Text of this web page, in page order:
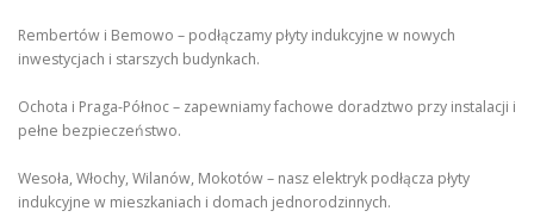
Rembertów i Bemowo – podłączamy płyty indukcyjne w nowych
inwestycjach i starszych budynkach.
Ochota i Praga-Północ – zapewniamy fachowe doradztwo przy instalacji i
pełne bezpieczeństwo.
Wesoła, Włochy, Wilanów, Mokotów – nasz elektryk podłącza płyty
indukcyjne w mieszkaniach i domach jednorodzinnych.